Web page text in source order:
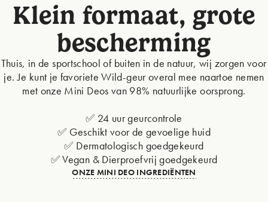
Klein formaat, grote
bescherming
Thuis, in de sportschool of buiten in de natuur, wij zorgen voor
je. Je kunt je favoriete Wild-geur overal mee naartoe nemen
met onze Mini Deos van 98% natuurlijke oorsprong.
✅ 24 uur geurcontrole
✅ Geschikt voor de gevoelige huid
✅ Dermatologisch goedgekeurd
✅ Vegan & Dierproefvrij goedgekeurd
ONZE MINI DEO INGREDIËNTEN